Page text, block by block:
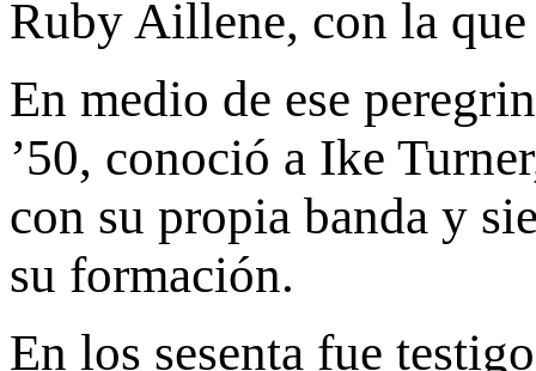
Ruby Aillene, con la
En medio de ese
’50, conoció a Ike
con su propia banda y
su formación.
En los sesenta fue